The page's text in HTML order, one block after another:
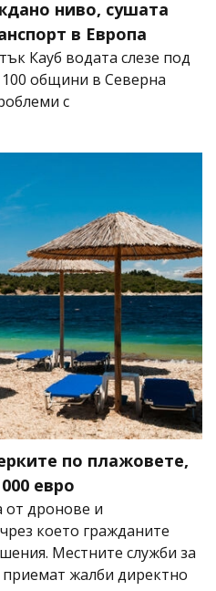
ниво, сушата
в Европа
Кауб водата слезе под
100 общини в Северна
с
по плажовете,
евро
от дронове и
което гражданите
Местните служби за
жалби директно